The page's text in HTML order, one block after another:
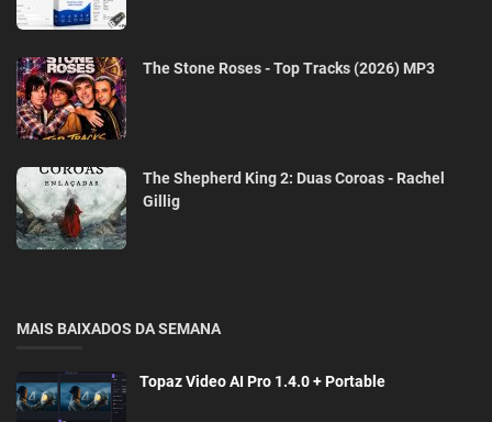
The Stone Roses - Top Tracks (2026) MP3
The Shepherd King 2: Duas Coroas - Rachel
Gillig
MAIS BAIXADOS DA SEMANA
Topaz Video AI Pro 1.4.0 + Portable